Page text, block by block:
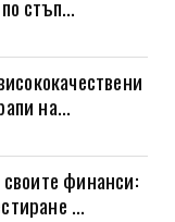
стъп...
на...
финанси:
...